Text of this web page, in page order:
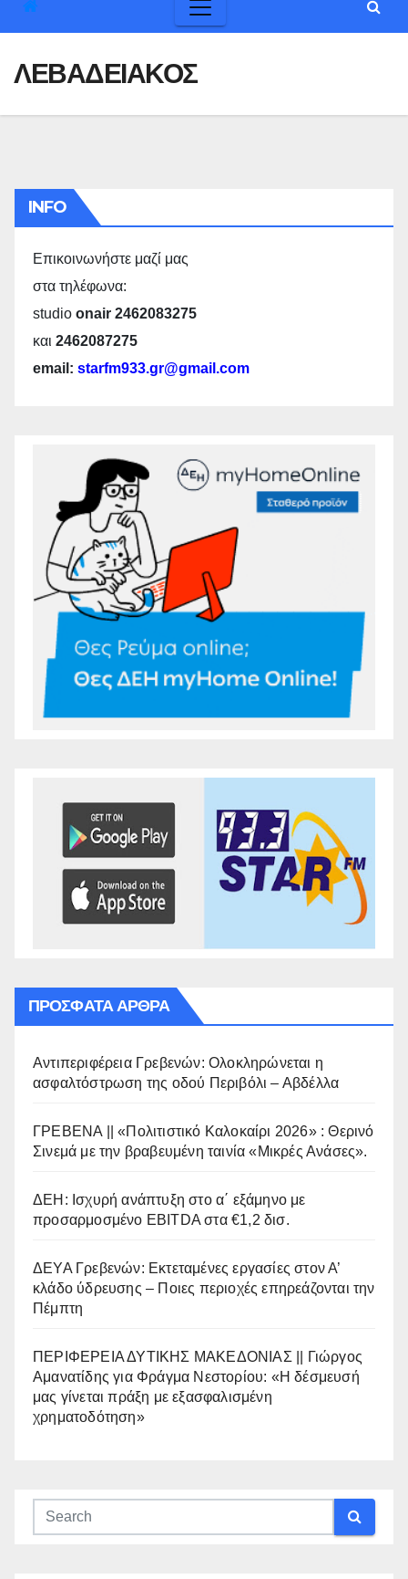
ΛΕΒΑΔΕΙΑΚΟΣ
INFO
Επικοινωνήστε μαζί μας
στα τηλέφωνα:
studio onair 2462083275
και 2462087275
email: starfm933.gr@gmail.com
ΠΡΌΣΦΑΤΑ ΆΡΘΡΑ
Αντιπεριφέρεια Γρεβενών: Ολοκληρώνεται η
ασφαλτόστρωση της οδού Περιβόλι – Αβδέλλα
ΓΡΕΒΕΝΑ || «Πολιτιστικό Καλοκαίρι 2026» : Θερινό
Σινεμά με την βραβευμένη ταινία «Μικρές Ανάσες».
ΔΕΗ: Ισχυρή ανάπτυξη στο α΄ εξάμηνο με
προσαρμοσμένο EBITDA στα €1,2 δισ.
ΔΕΥΑ Γρεβενών: Εκτεταμένες εργασίες στον Α’
κλάδο ύδρευσης – Ποιες περιοχές επηρεάζονται την
Πέμπτη
ΠΕΡΙΦΕΡΕΙΑ ΔΥΤΙΚΗΣ ΜΑΚΕΔΟΝΙΑΣ || Γιώργος
Αμανατίδης για Φράγμα Νεστορίου: «Η δέσμευσή
μας γίνεται πράξη με εξασφαλισμένη
χρηματοδότηση»